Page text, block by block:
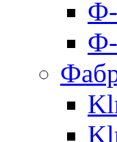
Ф-
Ф-